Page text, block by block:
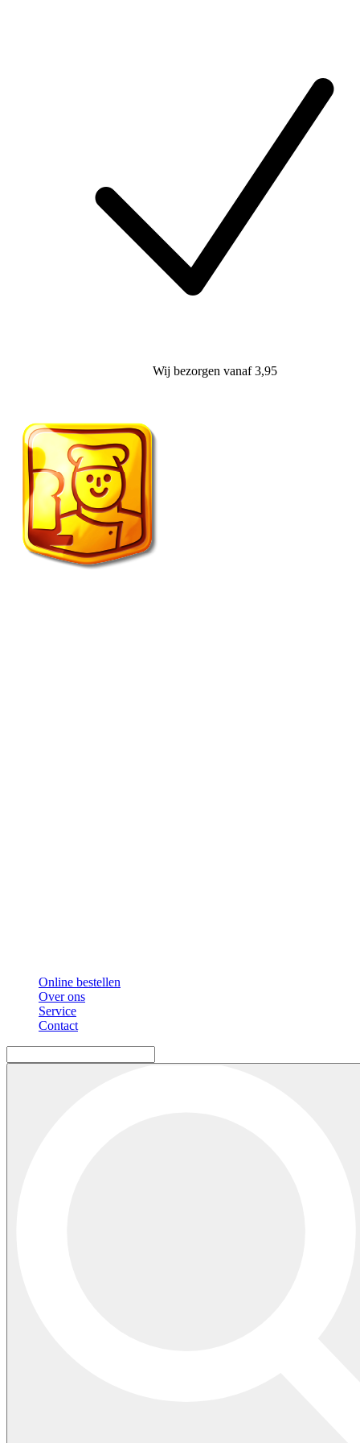
Wij bezorgenvanaf 3,95
Online bestellen
Over ons
Service
Contact